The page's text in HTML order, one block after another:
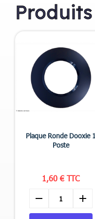
Aperçu rapide
Plaque Ronde Dooxie 1
Poste
1,60 € TTC
remove add